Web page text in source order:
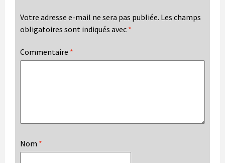
Votre adresse e-mail ne sera pas publiée. Les champs
obligatoires sont indiqués avec *
Commentaire *
Nom *